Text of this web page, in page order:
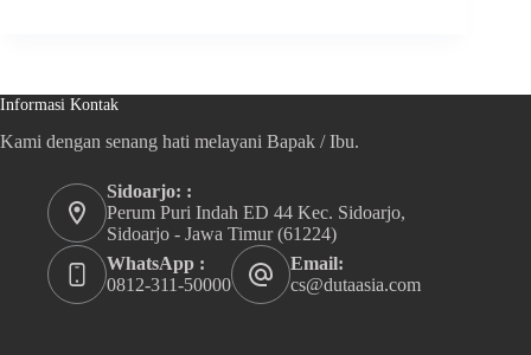
Informasi Kontak
Kami dengan senang hati melayani Bapak / Ibu.
Sidoarjo: :
Perum Puri Indah ED 44 Kec. Sidoarjo,
Sidoarjo - Jawa Timur (61224)
WhatsApp :
0812-311-50000
Email:
cs@dutaasia.com